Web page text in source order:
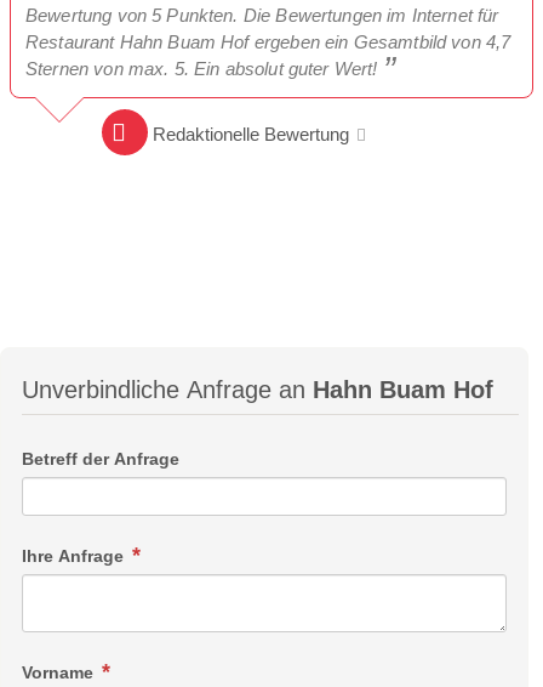
Bewertung von 5 Punkten. Die Bewertungen im Internet für
Restaurant Hahn Buam Hof ergeben ein Gesamtbild von 4,7
Sternen von max. 5. Ein absolut guter Wert!
Redaktionelle Bewertung
Unverbindliche Anfrage an Hahn Buam Hof
Betreff der Anfrage
Ihre Anfrage
Vorname